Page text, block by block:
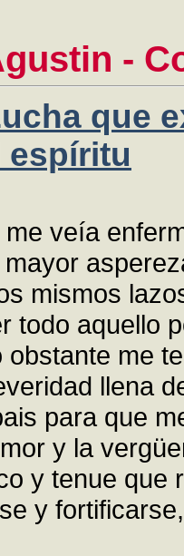
-
que
espíritu
veía
mismos
todo aquello
me
llena
para que
y la
y tenue que
y